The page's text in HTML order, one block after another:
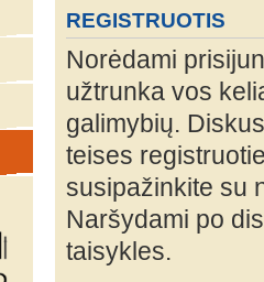
REGISTRUOTIS
Norėdami
užtrunka vos
galimybių.
teises
susipažinkite su
Naršydami po
taisykles.